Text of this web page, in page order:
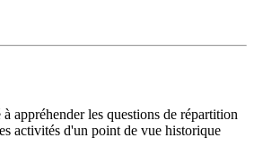
appréhender les questions de répartition
activités d'un point de vue historique